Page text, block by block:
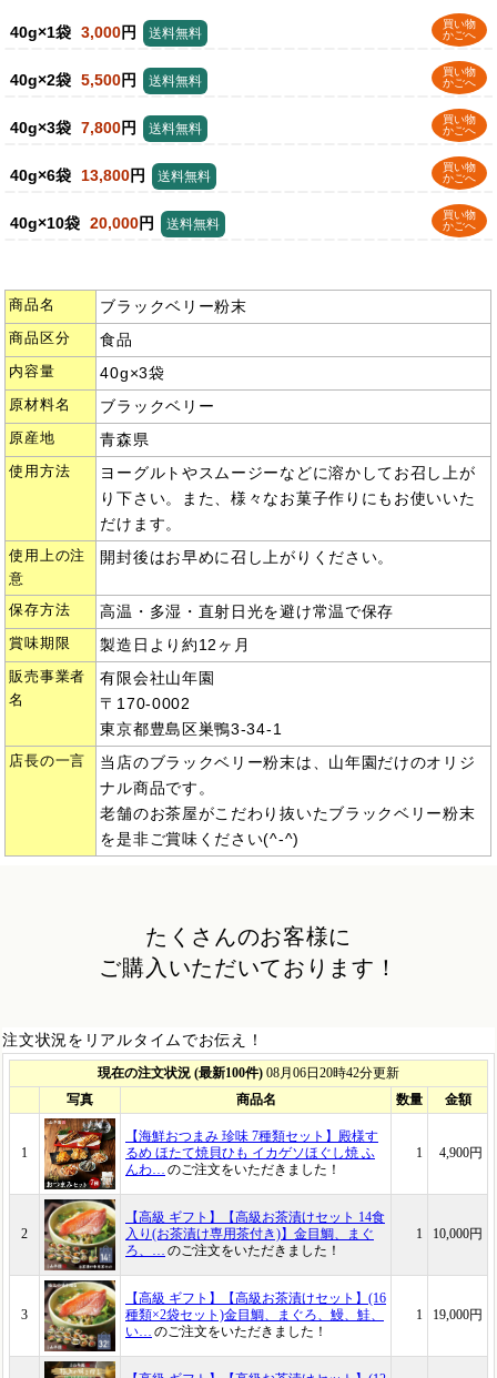
40g×1袋 3,000円
買い物
かごへ
送料無料
40g×2袋 5,500円
買い物
かごへ
送料無料
40g×3袋 7,800円
買い物
かごへ
送料無料
40g×6袋 13,800円
買い物
かごへ
送料無料
40g×10袋 20,000円
買い物
かごへ
送料無料
商品名 ブラックベリー粉末
商品区分 食品
内容量 40g×3袋
原材料名 ブラックベリー
原産地 青森県
使用方法
ヨーグルトやスムージーなどに溶かしてお召し上が
り下さい。また、様々なお菓子作りにもお使いいた
だけます。
使用上の注
意
開封後はお早めに召し上がりください。
保存方法 高温・多湿・直射日光を避け常温で保存
賞味期限 製造日より約12ヶ月
販売事業者
名
有限会社山年園
〒170-0002
東京都豊島区巣鴨3-34-1
店長の一言
当店のブラックベリー粉末は、山年園だけのオリジ
ナル商品です。
老舗のお茶屋がこだわり抜いたブラックベリー粉末
を是非ご賞味ください(^-^)
たくさんのお客様に
ご購入いただいております！
注文状況をリアルタイムでお伝え！